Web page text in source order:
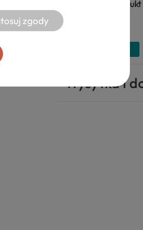
Zapytaj o produkt
Wysyłka i
zgody